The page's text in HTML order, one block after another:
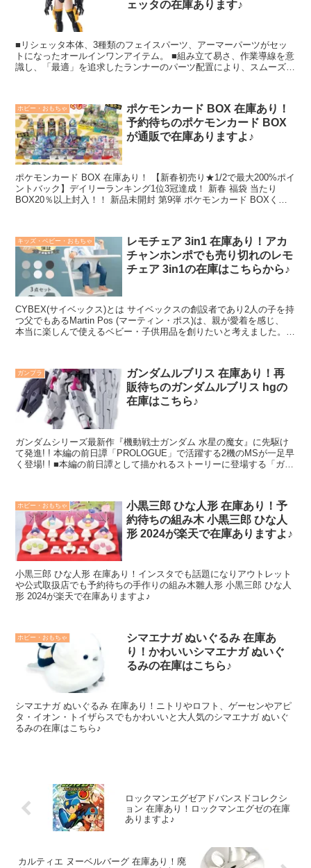
ェッタの在庫あります♪
■リシェッタ本体、3種類のフェイスパーツ、アーマーパーツがセッ
トになったオールインワンアイテム。 ■組み立て易さ、作業導線を意
識し、「最適」を追求したランナーのパーツ配置により、スムーズな
分好みのシスターを創ることができる。 ■フェイスパーツにはタンポ
印刷を採用。シーンに合わせた表情の付け替えを楽しめる。 ■別売り
の各種オプションパーツを装着し“盛りカスタマイズ"も楽しめる。
■30 MINUTESシリーズ共通の3mm径の軸を採用。「30 MINUTES
MISSIONS」のパーツもオプションとして装着が可能。(※「30
MINUTES MISSIONS」キットの対象年齢は8才です。) ■『30
MINUTES SISTERS』公式サイトには、実際のプラモデルの組み換
えをイメージできる「カスタマイズシミュレーター」を設置中。
ホビー・おもちゃ
ポケモンカード BOX 在庫あり！
予約待ちのポケモンカード BOX
が通販で在庫ありますよ♪
ポケモンカード BOX 在庫あり！ 【新春初売り★1/2で最大200%ポイ
ントバック】デイリーランキング1位3冠達成！ 新春 福袋 当たり
BOX20％以上封入！！ 新品未開封 第9弾 ポケモンカード BOXくじ
キッズ・ベビー・おもちゃ
レモチェア 3in1 在庫あり！アカ
チャンホンポでも売り切れのレモ
チェア 3in1の在庫はこちらから♪
CYBEX(サイベックス)とは サイベックスの創設者であり2人の子を持
つ父でもあるMartin Pos (マーティン・ポス)は、親が愛着を感じ、
本当に楽しんで使えるベビー・子供用品を創りたいと考えました。
ガンプラ
ガンダムルブリス 在庫あり！再
販待ちのガンダムルブリス hgの
在庫はこちら♪
ガンダムシリーズ最新作『機動戦士ガンダム 水星の魔女』に先駆け
て発進! ! 本編の前日譚「PROLOGUE」で活躍する2機のMSが一足早
く登場! ! ■本編の前日譚として描かれるストーリーに登場する「ガン
ホビー・おもちゃ
小黒三郎 ひな人形 在庫あり！予
約待ちの組み木 小黒三郎 ひな人
形 2024が楽天で在庫ありますよ♪
小黒三郎 ひな人形 在庫あり！インスタでも話題になりアウトレット
や公式取扱店でも予約待ちの手作りの組み木雛人形 小黒三郎 ひな人
形 2024が楽天で在庫ありますよ♪
ホビー・おもちゃ
シマエナガ ぬいぐるみ 在庫あ
り！かわいいシマエナガ ぬいぐ
るみの在庫はこちら♪
シマエナガ ぬいぐるみ 在庫あり！ニトリやロフト、ゲーセンやアピ
タ・イオン・トイザらスでもかわいいと大人気のシマエナガ ぬいぐ
るみの在庫はこちら♪
ロックマンエグゼアドバンスドコレクシ
ョン 在庫あり！ロックマンエグゼの在庫
ありますよ♪
カルティエ ヌーベルバーグ 在庫あり！廃